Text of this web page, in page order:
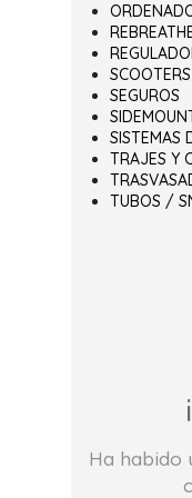
SEGUROS
SISTEMAS
TRAJES Y
TUBOS /
Ha habido